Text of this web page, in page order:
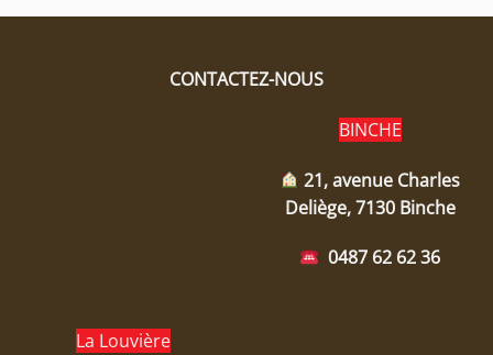
CONTACTEZ-NOUS
BINCHE
21, avenue Charles
Deliège, 7130 Binche
0487 62 62 36
La Louvière